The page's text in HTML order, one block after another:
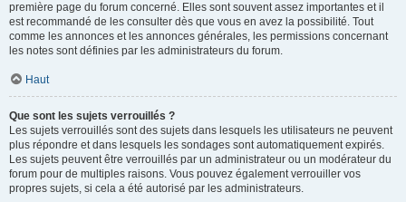
première page du forum concerné. Elles sont souvent assez importantes et il
est recommandé de les consulter dès que vous en avez la possibilité. Tout
comme les annonces et les annonces générales, les permissions concernant
les notes sont définies par les administrateurs du forum.
Haut
Que sont les sujets verrouillés ?
Les sujets verrouillés sont des sujets dans lesquels les utilisateurs ne peuvent
plus répondre et dans lesquels les sondages sont automatiquement expirés.
Les sujets peuvent être verrouillés par un administrateur ou un modérateur du
forum pour de multiples raisons. Vous pouvez également verrouiller vos
propres sujets, si cela a été autorisé par les administrateurs.